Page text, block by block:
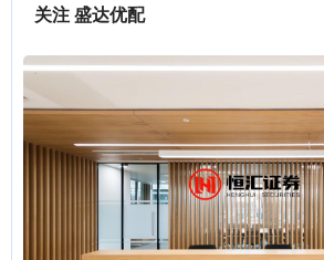
关注 盛达优配